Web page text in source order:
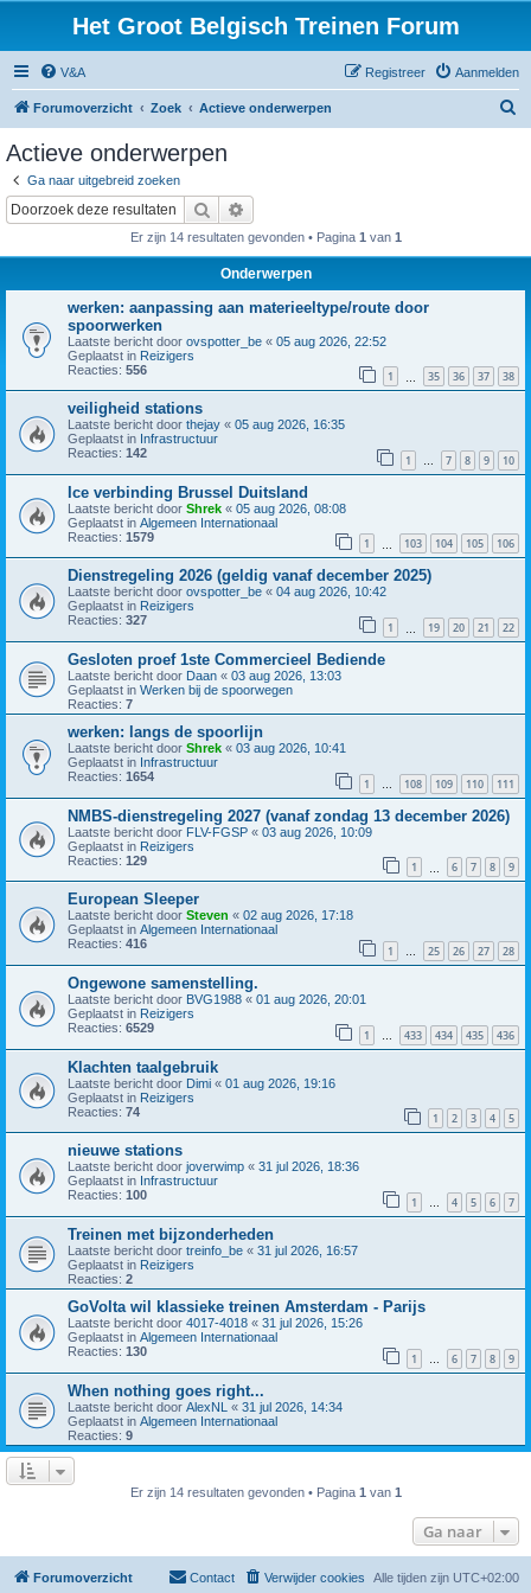
Het Groot Belgisch Treinen Forum
V&A Aanmelden
Registreer
Forumoverzicht Zoek Actieve onderwerpen
Actieve onderwerpen
Ga naar uitgebreid zoeken
Zoek
Er zijn 14 resultaten gevonden • Pagina 1 van 1
Onderwerpen
werken: aanpassing aan materieeltype/route door
spoorwerken
Laatste bericht door ovspotter_be « 05 aug 2026, 22:52
Geplaatst in Reizigers
Reacties: 556 1 35 36 37 38
veiligheid stations
Laatste bericht door thejay « 05 aug 2026, 16:35
Geplaatst in Infrastructuur
Reacties: 142 1 … 7 8 9 10
Ice verbinding Brussel Duitsland
Laatste bericht door Shrek « 05 aug 2026, 08:08
Geplaatst in Algemeen Internationaal
Reacties: 1579 1 103 104 105 106
Dienstregeling 2026 (geldig vanaf december 2025)
Laatste bericht door ovspotter_be « 04 aug 2026, 10:42
Geplaatst in Reizigers
Reacties: 327 1 19 20 21 22
Gesloten proef 1ste Commercieel Bediende
Laatste bericht door Daan « 03 aug 2026, 13:03
Geplaatst in Werken bij de spoorwegen
Reacties: 7
werken: langs de spoorlijn
Laatste bericht door Shrek « 03 aug 2026, 10:41
Geplaatst in Infrastructuur
Reacties: 1654 1 … 108 109 110 111
NMBS-dienstregeling 2027 (vanaf zondag 13 december 2026)
Laatste bericht door FLV-FGSP « 03 aug 2026, 10:09
Geplaatst in Reizigers
Reacties: 129 1 6 7 8 9
European Sleeper
Laatste bericht door Steven « 02 aug 2026, 17:18
Geplaatst in Algemeen Internationaal
Reacties: 416 1 … 25 26 27 28
Ongewone samenstelling.
Laatste bericht door BVG1988 « 01 aug 2026, 20:01
Geplaatst in Reizigers
Reacties: 6529 1 … 433 434 435 436
Klachten taalgebruik
Laatste bericht door Dimi « 01 aug 2026, 19:16
Geplaatst in Reizigers
Reacties: 74 1 2 3 4 5
nieuwe stations
Laatste bericht door joverwimp « 31 jul 2026, 18:36
Geplaatst in Infrastructuur
Reacties: 100 1 … 4 5 6 7
Treinen met bijzonderheden
Laatste bericht door treinfo_be « 31 jul 2026, 16:57
Geplaatst in Reizigers
Reacties: 2
GoVolta wil klassieke treinen Amsterdam - Parijs
Laatste bericht door 4017-4018 « 31 jul 2026, 15:26
Geplaatst in Algemeen Internationaal
Reacties: 130 1 … 6 7 8 9
When nothing goes right...
Laatste bericht door AlexNL « 31 jul 2026, 14:34
Geplaatst in Algemeen Internationaal
Reacties: 9
Er zijn 14 resultaten gevonden • Pagina 1 van 1
Ga naar
Forumoverzicht Alle tijden zijn UTC+02:00
Verwijder cookies
Contact